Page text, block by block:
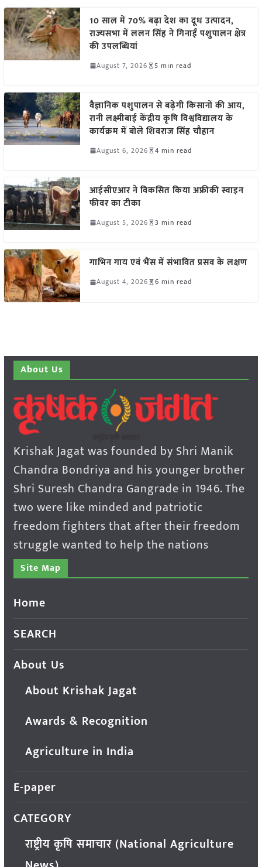
10 साल में 70% बढ़ा देश का दूध उत्पादन,
राज्यसभा में ललन सिंह ने गिनाईं पशुपालन क्षेत्र
की उपलब्धियां
August 7, 2026 5 min read
वैज्ञानिक पशुपालन से बढ़ेगी किसानों की आय,
रानी लक्ष्मीबाई केंद्रीय कृषि विश्वविद्यालय के
कार्यक्रम में बोले शिवराज सिंह चौहान
August 6, 2026 4 min read
आईसीएआर ने विकसित किया अफ्रीकी स्वाइन
फीवर का टीका
August 5, 2026 3 min read
गाभिन गाय एवं भैंस में संभावित प्रसव के लक्षण
August 4, 2026 6 min read
About Us
Krishak Jagat was founded by Shri Manik
Chandra Bondriya and his younger brother
Shri Suresh Chandra Gangrade in 1946. The
two were like minded and patriotic
freedom fighters that after their freedom
struggle wanted to help the nations
Site Map
Home
SEARCH
About Us
About Krishak Jagat
Awards & Recognition
Agriculture in India
E-paper
CATEGORY
राष्ट्रीय कृषि समाचार (National Agriculture